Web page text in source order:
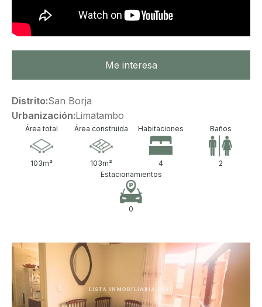
Me interesa
Distrito:San Borja
Urbanización:Limatambo
Área total
103m²
Área construida
103m²
Habitaciones
4
Baños
2
Estacionamientos
0